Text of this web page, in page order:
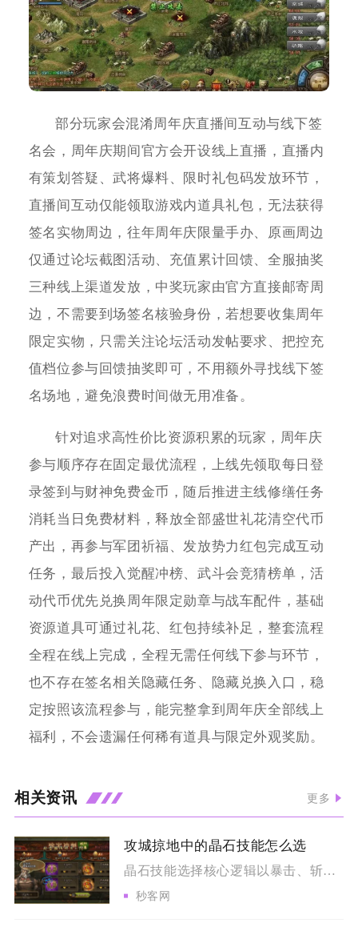
部分玩家会混淆周年庆直播间互动与线下签
名会，周年庆期间官方会开设线上直播，直播内
有策划答疑、武将爆料、限时礼包码发放环节，
直播间互动仅能领取游戏内道具礼包，无法获得
签名实物周边，往年周年庆限量手办、原画周边
仅通过论坛截图活动、充值累计回馈、全服抽奖
三种线上渠道发放，中奖玩家由官方直接邮寄周
边，不需要到场签名核验身份，若想要收集周年
限定实物，只需关注论坛活动发帖要求、把控充
值档位参与回馈抽奖即可，不用额外寻找线下签
名场地，避免浪费时间做无用准备。
针对追求高性价比资源积累的玩家，周年庆
参与顺序存在固定最优流程，上线先领取每日登
录签到与财神免费金币，随后推进主线修缮任务
消耗当日免费材料，释放全部盛世礼花清空代币
产出，再参与军团祈福、发放势力红包完成互动
任务，最后投入觉醒冲榜、武斗会竞猜榜单，活
动代币优先兑换周年限定勋章与战车配件，基础
资源道具可通过礼花、红包持续补足，整套流程
全程在线上完成，全程无需任何线下参与环节，
也不存在签名相关隐藏任务、隐藏兑换入口，稳
定按照该流程参与，能完整拿到周年庆全部线上
福利，不会遗漏任何稀有道具与限定外观奖励。
相关资讯 更多
攻城掠地中的晶石技能怎么选
晶石技能选择核心逻辑以暴击、斩杀为通用核心输出，搭配场景限定...
秒客网